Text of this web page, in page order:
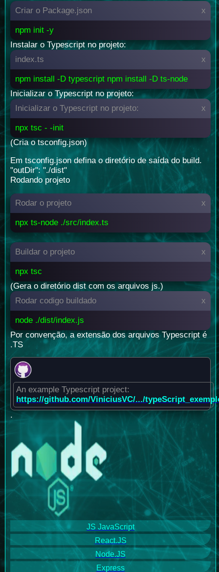
Criar o Package.json x
npm init -y
Instalar o Typescript no projeto:
index.ts
x
npm install -D typescript npm install -D ts-node
Inicializar o Typescript no projeto:
Inicializar o Typescript no projeto:
x
npx tsc - -init
(Cria o tsconfig.json)
Em tsconfig.json defina o diretório de saída do build.
"outDir": "./dist"
Rodando projeto
Rodar o projeto x
npx ts-node ./src/index.ts
Buildar o projeto x
npx tsc
(Gera o diretório dist com os arquivos js.)
Rodar codigo buildado
x
node ./dist/index.js
Por convenção, a extensão dos arquivos Typescript é
.TS
An example Typescript project:
https://github.com/ViniciusVC/.../
.
JS JavaScript
React.JS
Node.JS
Express